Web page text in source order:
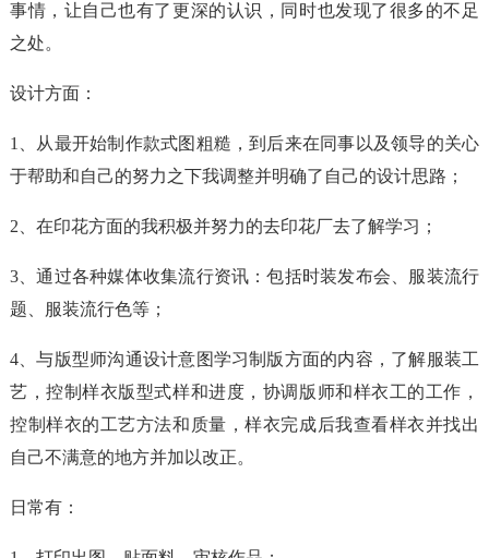
事情，让自己也有了更深的认识，同时也发现了很多的不足
之处。
设计方面：
1、从最开始制作款式图粗糙，到后来在同事以及领导的关心
于帮助和自己的努力之下我调整并明确了自己的设计思路；
2、在印花方面的我积极并努力的去印花厂去了解学习；
3、通过各种媒体收集流行资讯：包括时装发布会、服装流行
题、服装流行色等；
4、与版型师沟通设计意图学习制版方面的内容，了解服装工
艺，控制样衣版型式样和进度，协调版师和样衣工的工作，
控制样衣的工艺方法和质量，样衣完成后我查看样衣并找出
自己不满意的地方并加以改正。
日常有：